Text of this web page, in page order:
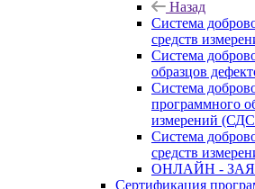
Назад
Система
средств
Система
образцов
Система
программного
измерений
Система
средств
ОНЛАЙН -
Сертификация